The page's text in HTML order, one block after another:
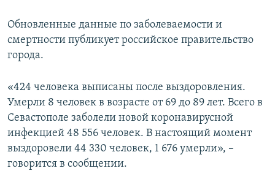
Обновленные данные по заболеваемости и
смертности публикует российское правительство
города.
«424 человека выписаны после выздоровления.
Умерли 8 человек в возрасте от 69 до 89 лет. Всего в
Севастополе заболели новой коронавирусной
инфекцией 48 556 человек. В настоящий момент
выздоровели 44 330 человек, 1 676 умерли», –
говорится в сообщении.